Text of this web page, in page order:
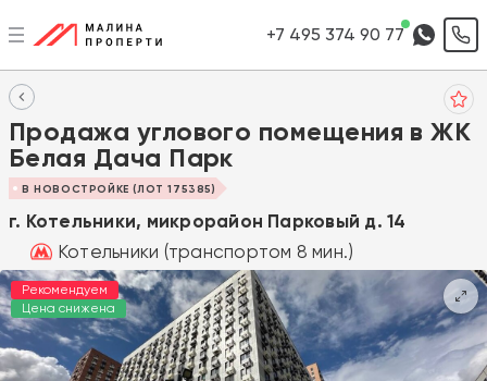
+7 495 374 90 77
Продажа углового помещения в ЖК
Белая Дача Парк
В НОВОСТРОЙКЕ (ЛОТ 175385)
г. Котельники, микрорайон Парковый д. 14
Котельники (транспортом 8 мин.)
Рекомендуем
Цена снижена